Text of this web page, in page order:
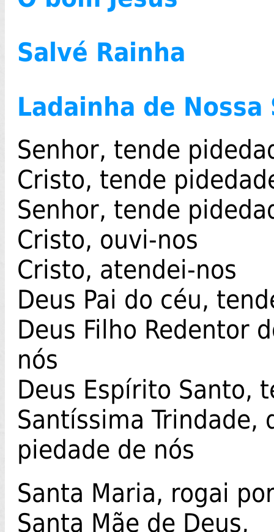
Salvé Rainha
Ladainha de Nossa
Senhor, tende
Cristo, tende
Senhor, tende
Cristo, ouvi-nos
Cristo, atendei-nos
Deus Pai do céu,
Deus Filho Redentor
nós
Deus Espírito Santo,
Santíssima Trindade,
piedade de nós
Santa Maria, rogai
Santa Mãe de Deus,